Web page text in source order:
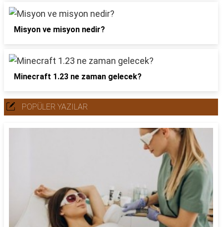
Misyon ve misyon nedir?
Minecraft 1.23 ne zaman gelecek?
POPÜLER YAZILAR